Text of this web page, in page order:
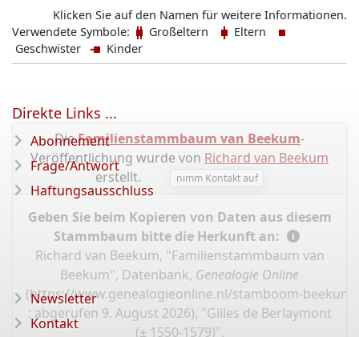
Klicken Sie auf den Namen für weitere Informationen.
Verwendete Symbole:
Großeltern
Eltern
Geschwister
Kinder
DieFamilienstammbaum van Beekum-
Veröffentlichung wurde von Richard van Beekum
erstellt.
nimm Kontakt auf
Geben Sie beim Kopieren von Daten aus diesem
Stammbaum bitte die Herkunft an:
Richard van Beekum, "Familienstammbaum van
Beekum", Datenbank, Genealogie Online
(https://www.genealogieonline.nl/stamboom-
: abgerufen 9. August 2026), "Gilles de Berlaymont
(± 1550-1579)".
Direkte Links ...
Abonnement
Frage/Antwort
Haftungsausschluss
Newsletter
Kontakt